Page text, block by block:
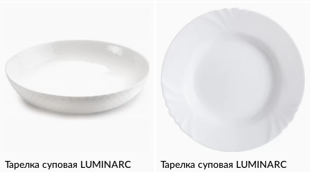
Тарелка суповая LUMINARC
Тарелка суповая LUMINARC